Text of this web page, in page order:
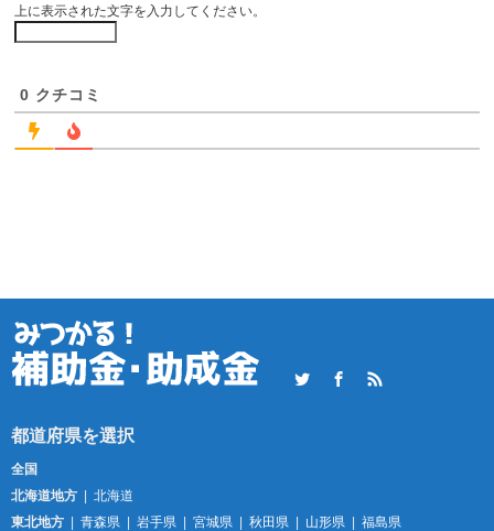
上に表示された文字を入力してください。
0 クチコミ
TwitterFacebookRSS
全国
北海道地方
北海道
東北地方
青森県 岩手県 宮城県 秋田県 山形県
福島県